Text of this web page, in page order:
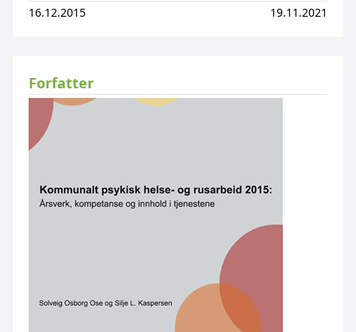
16.12.2015 19.11.2021
Forfatter